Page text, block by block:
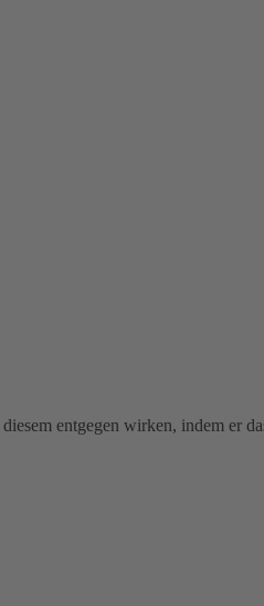
entgegen wirken, indem er